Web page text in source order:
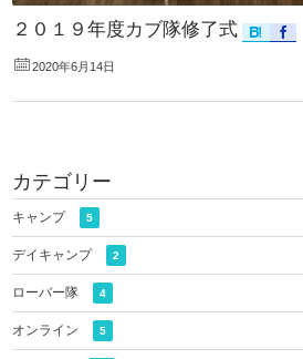
２０１９年度カブ隊修了式
2020年6月14日
カテゴリー
キャンプ 5
デイキャンプ 2
ローバー隊 4
オンライン 5